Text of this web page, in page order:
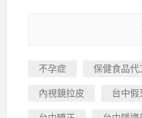
不孕症 保健食品代
內視鏡拉皮 台中假